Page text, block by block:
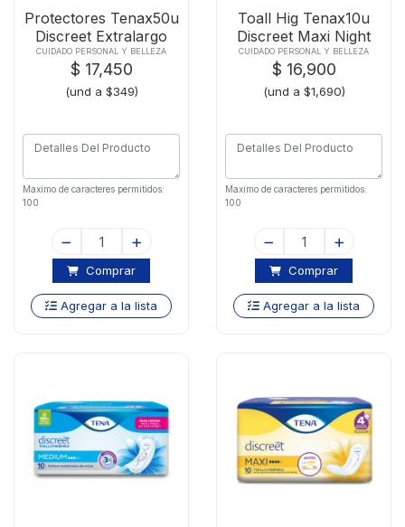
Protectores Tenax50u
Discreet Extralargo
CUIDADO PERSONAL Y BELLEZA
$ 17,450
(und a $349)
Maximo de caracteres permitidos:
100
Comprar
Agregar a la lista
Toall Hig Tenax10u
Discreet Maxi Night
CUIDADO PERSONAL Y BELLEZA
$ 16,900
(und a $1,690)
Maximo de caracteres permitidos:
100
Comprar
Agregar a la lista